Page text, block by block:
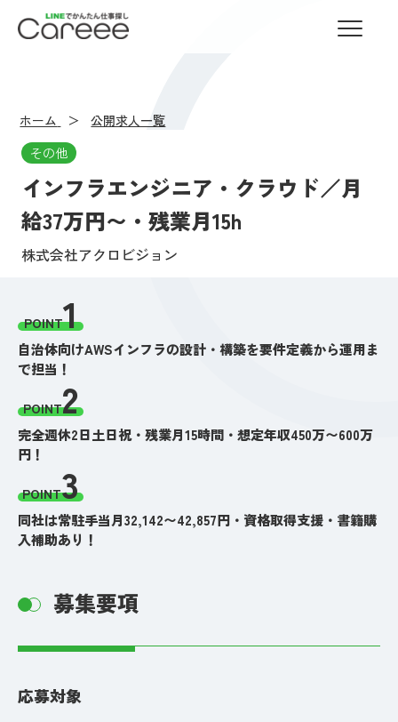
LINEでかんたん仕事探し Careee
ホーム
公開求人一覧
その他
インフラエンジニア・クラウド／月
給37万円〜・残業月15h
株式会社アクロビジョン
POINT1
自治体向けAWSインフラの設計・構築を要件定義から運用ま
で担当！
POINT2
完全週休2日土日祝・残業月15時間・想定年収450万〜600万
円！
POINT3
同社は常駐手当月32,142〜42,857円・資格取得支援・書籍購
入補助あり！
募集要項
応募対象